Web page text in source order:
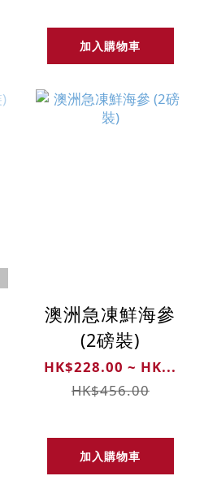
加入購物車
澳洲急凍鮮海參
(2磅裝)
HK$228.00 ~ HK...
HK$456.00
加入購物車